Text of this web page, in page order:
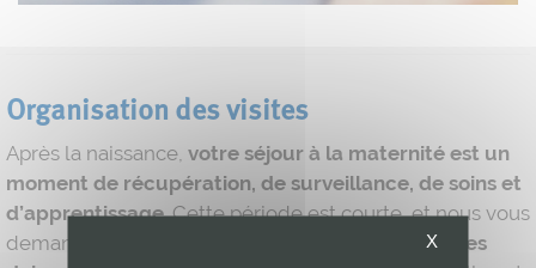
Organisation des visites
Après la naissance, votre séjour à la maternité est un
moment de récupération, de surveillance, de soins et
d’apprentissage. Cette période est courte, et nous vous
demandons de prévenir vos proches que
les visites
X